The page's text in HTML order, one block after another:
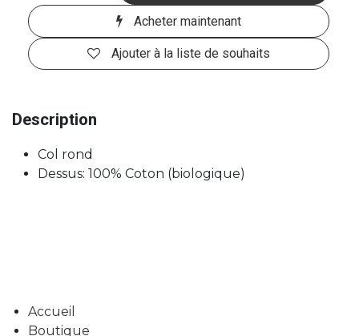
Acheter maintenant
Ajouter à la liste de souhaits
Description
Col rond
Dessus: 100% Coton (biologique)
Accueil
Boutique